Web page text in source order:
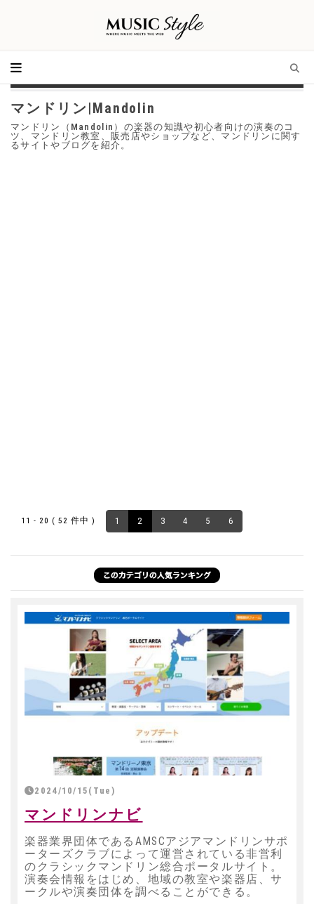
マンドリン|Mandolin
マンドリン（Mandolin）の楽器の知識や初心者向けの演奏のコ
ツ、マンドリン教室、販売店やショップなど、マンドリンに関す
るサイトやブログを紹介。
11 - 20 ( 52 件中 ) 1 2 3 4 5 6
2024/10/15(Tue)
マンドリンナビ
楽器業界団体であるAMSCアジアマンドリンサポ
ーターズクラブによって運営されている非営利
のクラシックマンドリン総合ポータルサイト。
演奏会情報をはじめ、地域の教室や楽器店、サ
ークルや演奏団体を調べることができる。